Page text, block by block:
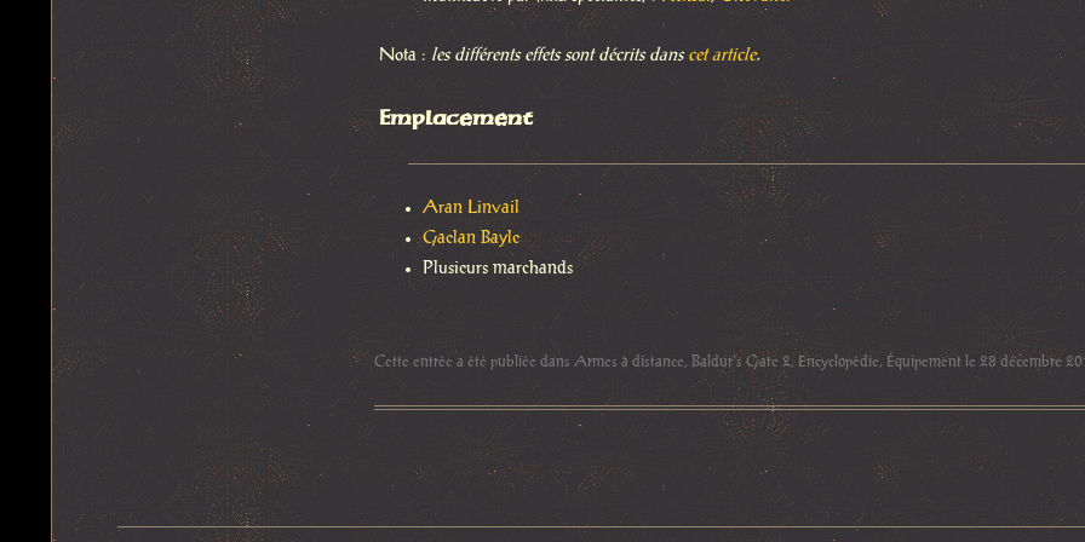
Nota : les différents effets sont décrits dans cet article.
Emplacement
Aran Linvail
Gaelan Bayle
Plusieurs marchands
Cette entrée a été publiée dans Armes à distance, Baldur's Gate 2,Encyclopédie, Équipement le 28 décembre